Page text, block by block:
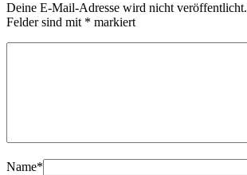
Deine E-Mail-Adresse wird nicht veröffentlicht.
Felder sind mit * markiert
Name*